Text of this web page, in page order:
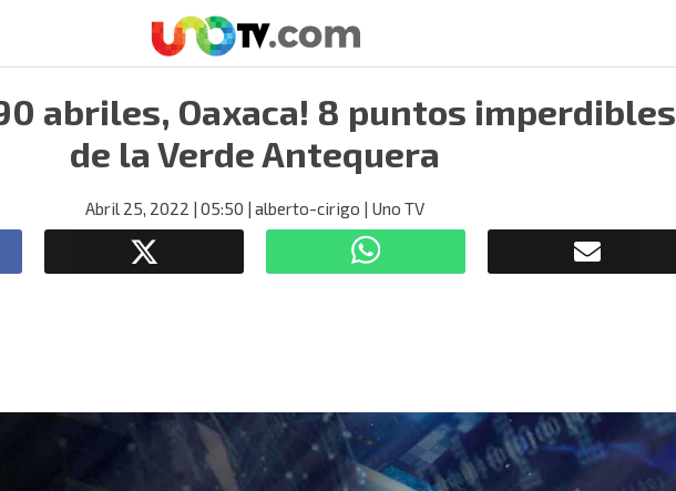
abriles, Oaxaca! 8 puntos imperdibles
de la Verde Antequera
Abril 25, 2022 | 05:50 | alberto-cirigo | Uno TV